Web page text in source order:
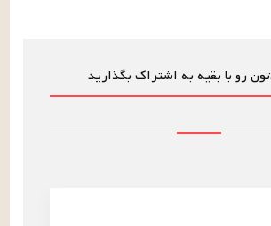
رو با بقیه به اشتراک بگذارید